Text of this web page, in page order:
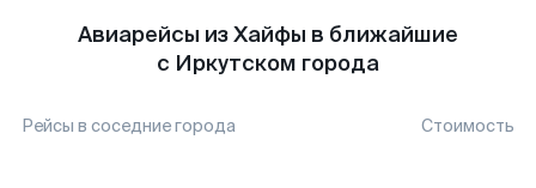
Авиарейсы из Хайфы в ближайшие
с Иркутском города
Рейсы в соседние города Стоимость